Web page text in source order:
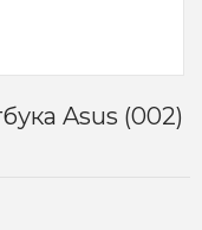
Asus (002)